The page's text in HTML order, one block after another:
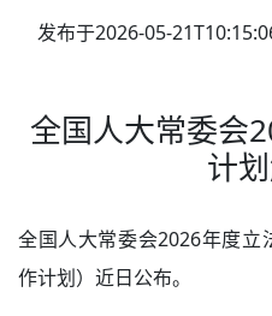
发布于2026-05-
全国人大常委会
计
全国人大常委会2026年度
作计划）近日公布。